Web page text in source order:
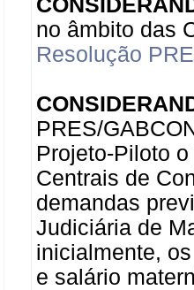
no âmbito das
Resolução
PRES/
Projeto-Piloto
Centrais de
demandas
Judiciária de
inicialmente,
e salário